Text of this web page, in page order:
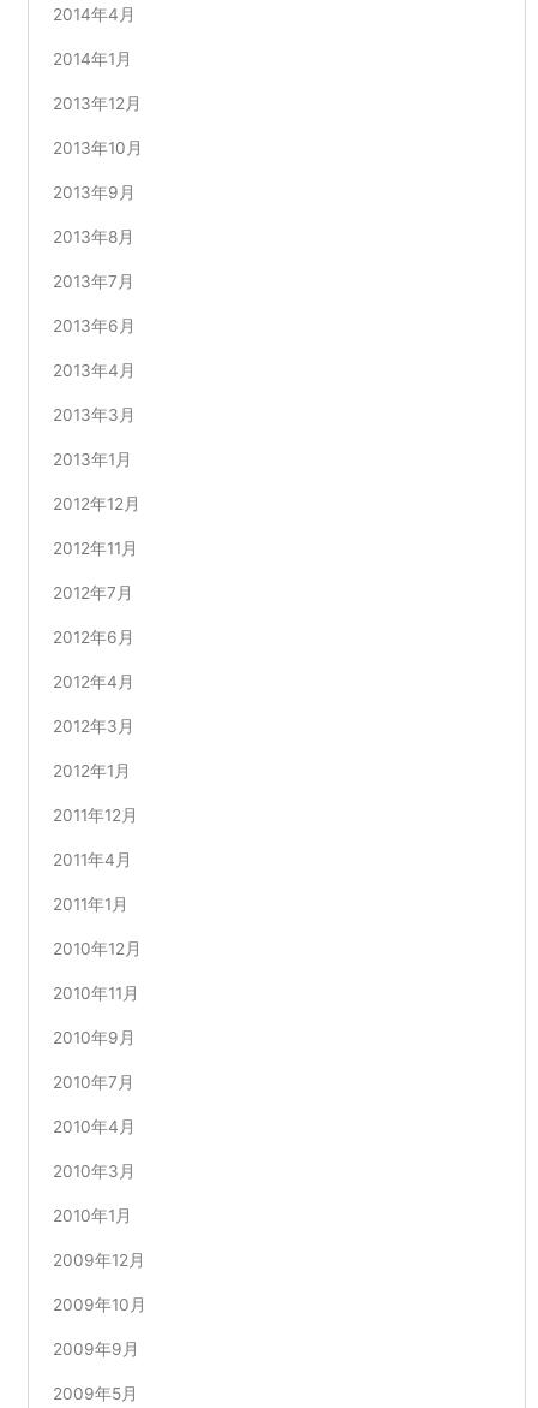
2014年4月
2014年1月
2013年12月
2013年10月
2013年9月
2013年8月
2013年7月
2013年6月
2013年4月
2013年3月
2013年1月
2012年12月
2012年11月
2012年7月
2012年6月
2012年4月
2012年3月
2012年1月
2011年12月
2011年4月
2011年1月
2010年12月
2010年11月
2010年9月
2010年7月
2010年4月
2010年3月
2010年1月
2009年12月
2009年10月
2009年9月
2009年5月